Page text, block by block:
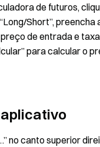
de futuros,
Short”,
de entrada e
para calcular o
no canto superior